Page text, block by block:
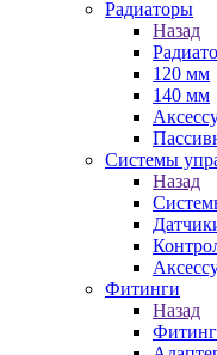
Радиаторы
Назад
120 мм
140 мм
Системы
Назад
Фитинги
Назад